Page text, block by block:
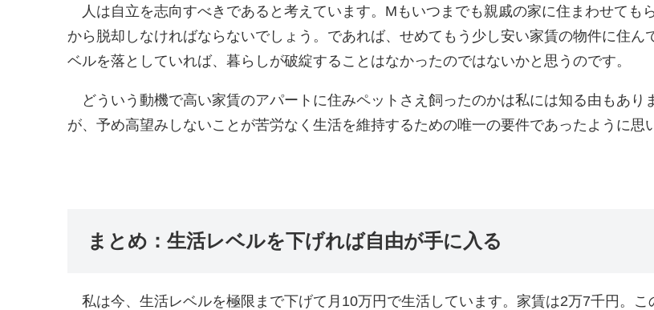
人は自立を志向すべきであると考えています。Mもいつまでも親戚の家に住まわせても
から脱却しなければならないでしょう。であれば、せめてもう少し安い家賃の物件に住ん
ベルを落としていれば、暮らしが破綻することはなかったのではないかと思うのです。
どういう動機で高い家賃のアパートに住みペットさえ飼ったのかは私には知る由もあり
が、予め高望みしないことが苦労なく生活を維持するための唯一の要件であったように思
まとめ：生活レベルを下げれば自由が手に入る
私は今、生活レベルを極限まで下げて月10万円で生活しています。家賃は2万7千円。こ